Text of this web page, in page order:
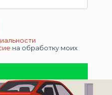
на обработку моих